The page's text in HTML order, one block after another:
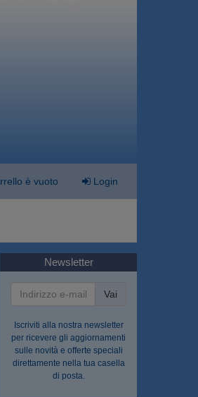
è vuoto Login
Newsletter
Vai
Iscriviti alla nostra newsletter
per ricevere gli aggiornamenti
sulle novità e offerte speciali
direttamente nella tua casella
di posta.